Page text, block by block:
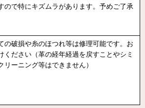
ので特にキズムラがあります。予めご了承
の破損や糸のほつれ等は修理可能です。お
ください（革の経年経過を戻すことやシミ
リーニング等はできません）